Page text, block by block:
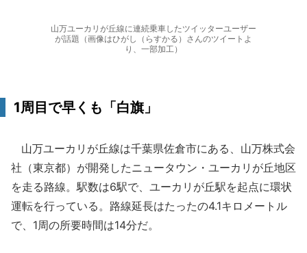
山万ユーカリが丘線に連続乗車したツイッターユーザー
が話題（画像はひがし（らすかる）さんのツイートよ
り、一部加工）
1周目で早くも「白旗」
山万ユーカリが丘線は千葉県佐倉市にある、山万株式会
社（東京都）が開発したニュータウン・ユーカリが丘地区
を走る路線。駅数は6駅で、ユーカリが丘駅を起点に環状
運転を行っている。路線延長はたったの4.1キロメートル
で、1周の所要時間は14分だ。